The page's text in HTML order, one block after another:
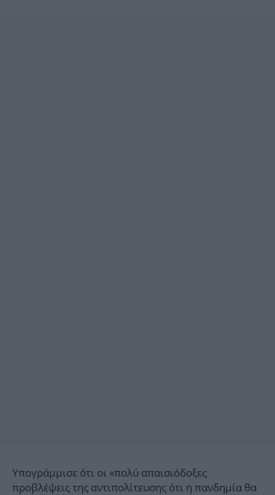
Υπογράμμισε ότι οι «πολύ απαισιόδοξες
προβλέψεις της αντιπολίτευσης ότι η πανδημία θα